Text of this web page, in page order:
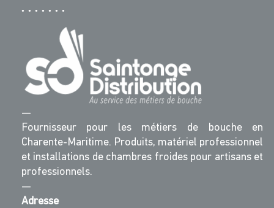
—
Fournisseur pour les métiers de bouche en
Charente-Maritime. Produits, matériel professionnel
et installations de chambres froides pour artisans et
professionnels.
—
Adresse